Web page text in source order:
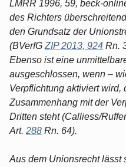
LMRR 1996, 59, beck-
des Richters
den Grundsatz der
(BVerfG ZIP 2013, 924 Rn.
Ebenso ist eine
ausgeschlossen, wenn –
Verpflichtung aktiviert wird,
Zusammenhang mit der
Dritten steht (Calliess/
Art. 288 Rn. 64).
Aus dem Unionsrecht lässt